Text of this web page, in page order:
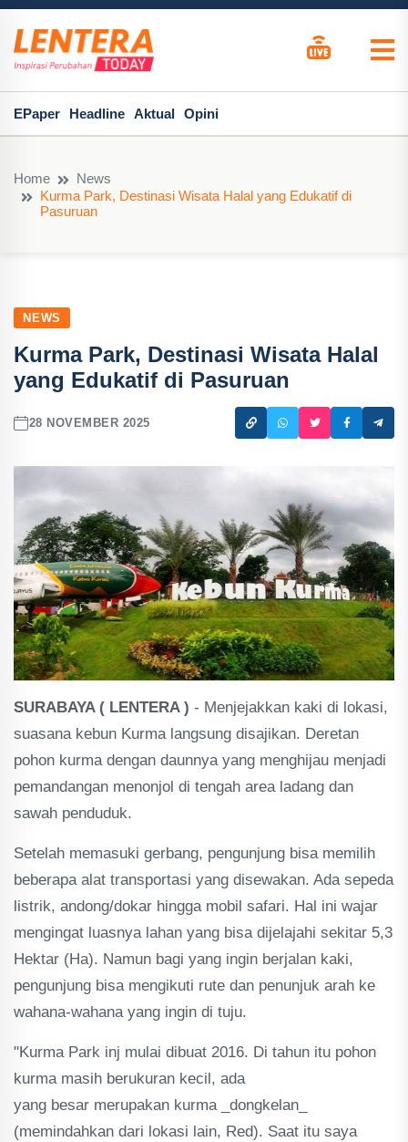
EPaper Headline Aktual Opini
Home
News
Kurma Park, Destinasi Wisata Halal yang Edukatif di
Pasuruan
NEWS
Kurma Park, Destinasi Wisata Halal
yang Edukatif di Pasuruan
28 NOVEMBER 2025
SURABAYA ( LENTERA ) - Menjejakkan kaki di lokasi,
suasana kebun Kurma langsung disajikan. Deretan
pohon kurma dengan daunnya yang menghijau menjadi
pemandangan menonjol di tengah area ladang dan
sawah penduduk.
Setelah memasuki gerbang, pengunjung bisa memilih
beberapa alat transportasi yang disewakan. Ada sepeda
listrik, andong/dokar hingga mobil safari. Hal ini wajar
mengingat luasnya lahan yang bisa dijelajahi sekitar 5,3
Hektar (Ha). Namun bagi yang ingin berjalan kaki,
pengunjung bisa mengikuti rute dan penunjuk arah ke
wahana-wahana yang ingin di tuju.
"Kurma Park inj mulai dibuat 2016. Di tahun itu pohon
kurma masih berukuran kecil, ada
yang besar merupakan kurma _dongkelan_
(memindahkan dari lokasi lain, Red). Saat itu saya